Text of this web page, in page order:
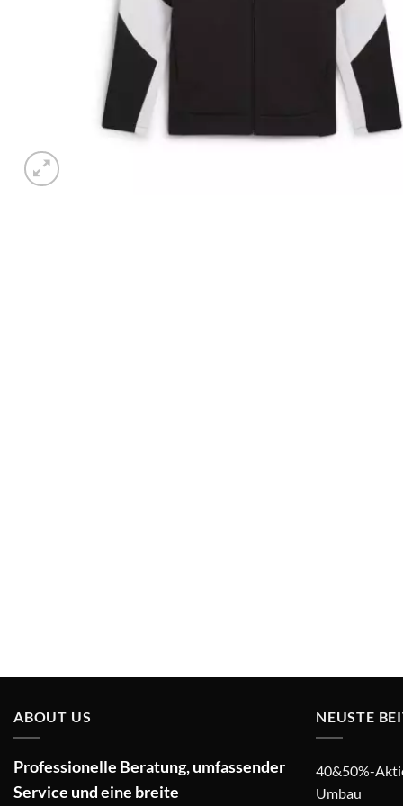
ABOUT US
Professionelle Beratung, umfassender
Service und eine breite
NEUSTE
40&50%-
Umbau